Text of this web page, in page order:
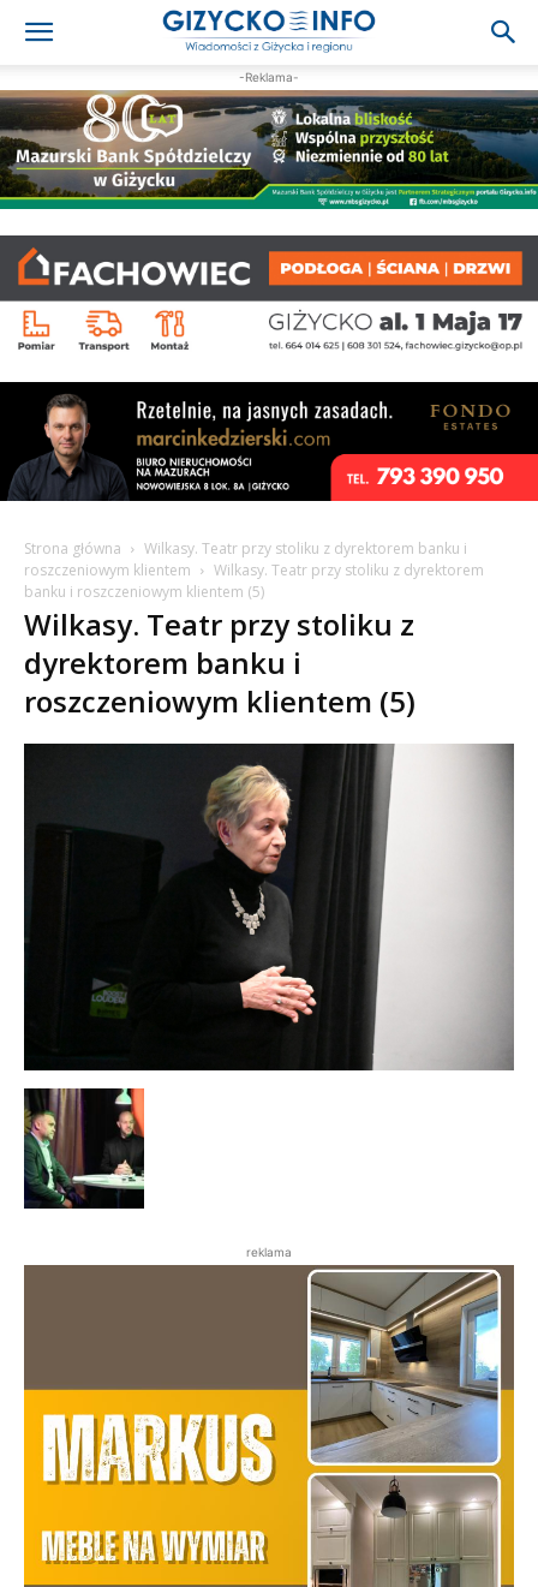
-Reklama-
Strona główna
Wilkasy. Teatr przy stoliku z dyrektorem banku i
roszczeniowym klientem
Wilkasy. Teatr przy stoliku z dyrektorem
banku i roszczeniowym klientem (5)
Wilkasy. Teatr przy stoliku z
dyrektorem banku i
roszczeniowym klientem (5)
reklama